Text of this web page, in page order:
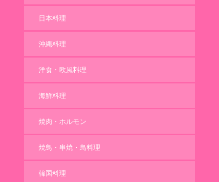
日本料理
沖縄料理
洋食・欧風料理
海鮮料理
焼肉・ホルモン
焼鳥・串焼・鳥料理
韓国料理